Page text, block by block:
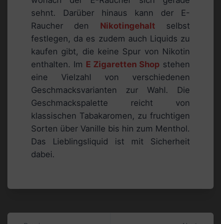
sehnt. Darüber hinaus kann der E-
Raucher den Nikotingehalt selbst
festlegen, da es zudem auch Liquids zu
kaufen gibt, die keine Spur von Nikotin
enthalten. Im E Zigaretten Shop stehen
eine Vielzahl von verschiedenen
Geschmacksvarianten zur Wahl. Die
Geschmackspalette reicht von
klassischen Tabakaromen, zu fruchtigen
Sorten über Vanille bis hin zum Menthol.
Das Lieblingsliquid ist mit Sicherheit
dabei.